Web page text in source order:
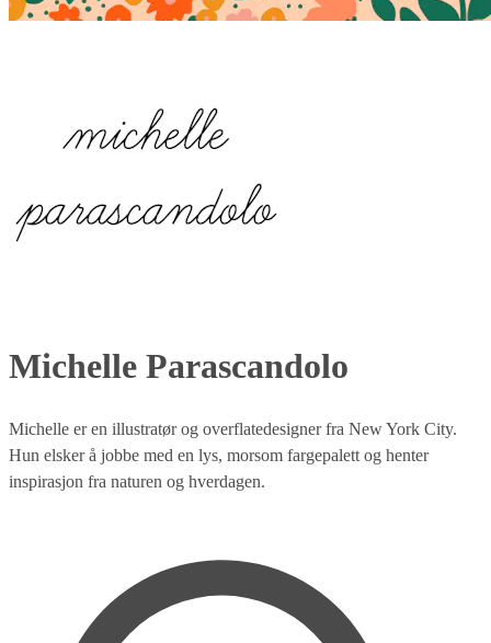
Michelle Parascandolo
Michelle er en illustratør og overflatedesigner fra New York City.
Hun elsker å jobbe med en lys, morsom fargepalett og henter
inspirasjon fra naturen og hverdagen.